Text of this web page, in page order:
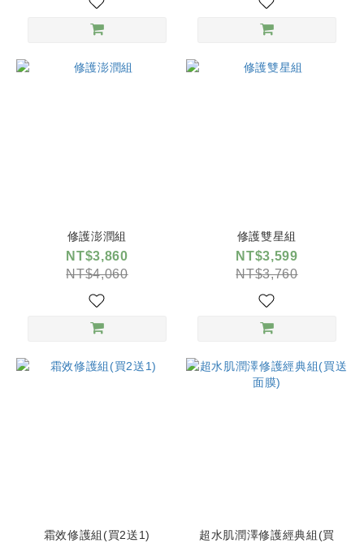
修護澎潤組
NT$3,860
NT$4,060
修護雙星組
NT$3,599
NT$3,760
霜效修護組(買2送1)
超水肌潤澤修護經典組(買